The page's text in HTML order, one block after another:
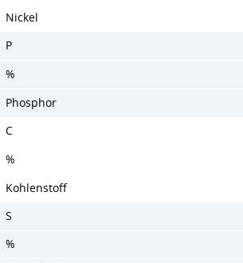
Nickel
P
%
Phosphor
C
%
Kohlenstoff
S
%